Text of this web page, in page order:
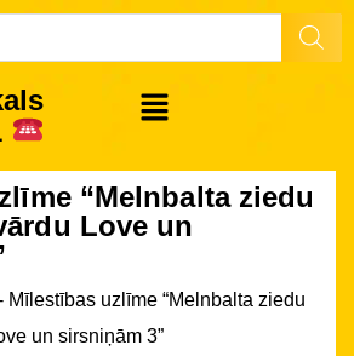
“Melnbalta ziedu
Love un
Mīlestības uzlīme “Melnbalta ziedu
un sirsniņām 3”